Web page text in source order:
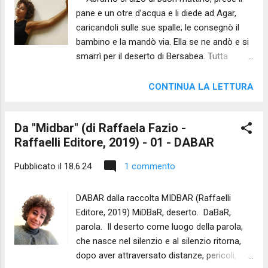
e il mondo non c’è più distanza non c’è solo
visione ma un gusto sempre nuovo di
coscienza - sapienza del dolore. Il suo
peccato? La fretta nell’avermi: non attese
pane e un otre d’acqua e li diede ad Agar,
caricandoli sulle sue spalle; le consegnò il
bambino e la mandò via. Ella se ne andò e si
smarrì per il deserto di Bersabea. Tutta
depose il bambino sotto un cespuglio e andò
morire il bambino!». […] un angelo di Dio
chiamò Agar dal cielo e le disse: «Che hai,
voce del bambino là dove si trova […]» Dio le
(Gn 21,14 ss). Non sento più l’urto dell’acqua
nell’otre né sotto il calcagno il cammino. Il
passo è vinto dal deserto. Ti guardo, sei il
pegno di tutto il dolore. Non sento più
l’orgoglio che mi perse. Tu riposa all’ombra
CONTINUA LA LETTURA
Da "Midbar" (di Raffaela Fazio -
Raffaelli Editore, 2019) - 01 - DABAR
Pubblicato il 18.6.24 1 commento
DABAR dalla raccolta MIDBAR (Raffaelli
Editore, 2019) MiDBaR, deserto. DaBaR,
parola. Il deserto come luogo della parola,
che nasce nel silenzio e al silenzio ritorna,
dopo aver attraversato distanze, pericoli,